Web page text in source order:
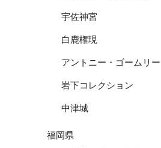
宇佐神宮
白鹿権現
アントニー・ゴームリー
岩下コレクション
中津城
福岡県